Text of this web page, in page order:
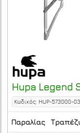
Hupa Legend
Κωδικός: HUP-573000-03
Παραλίας